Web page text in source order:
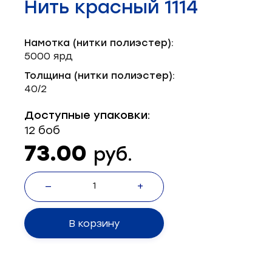
Запчасти для швейного оборудования
Запчасти: иглы
Нетканые материалы
Установочное оборудование
Нить красный 1114
Намотка (нитки полиэстер):
5000 ярд
Толщина (нитки полиэстер):
40/2
Доступные упаковки:
12 боб
73.00 руб.
— +
В корзину